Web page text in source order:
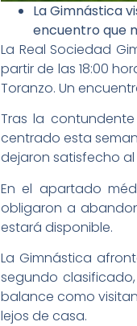
La Gimnástica
encuentro que
La Real Sociedad
partir de las 18:00
Toranzo. Un
Tras la
centrado esta
dejaron satisfecho
En el apartado
obligaron a
estará disponible.
La Gimnástica
segundo
balance como
lejos de casa.